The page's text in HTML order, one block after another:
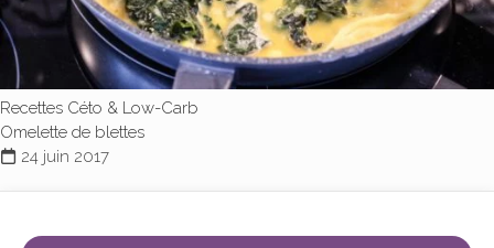
Recettes Céto & Low-Carb
Omelette de blettes
24 juin 2017